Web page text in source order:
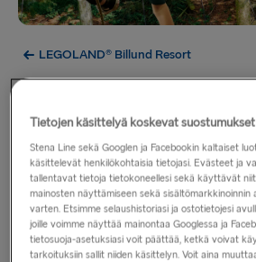
LEGOLAND® Billund Resort
Wow Park Billund
korkealle puiden latvojen yläpuolelle ja
tutkailemaan maanalaista maailmaa.
viidestä nähtävyydestä, jotka tekevät
LEGOLAND® Billund Resortissa
erityisen – ja seikkailu alkaa jo Stena
Tietojen käsittelyä koskevat suostumukset
Stena Line sekä Googlen ja Facebookin kaltaiset
käsittelevät henkilökohtaisia tietojasi. Evästeet ja
tallentavat tietoja tietokoneellesi sekä käyttävät
mainosten näyttämiseen sekä sisältömarkkinoinnin
varten. Etsimme selaushistoriasi ja ostotietojesi
joille voimme näyttää mainontaa Googlessa ja
tietosuoja-asetuksiasi voit päättää, ketkä voivat
tarkoituksiin sallit niiden käsittelyn. Voit aina